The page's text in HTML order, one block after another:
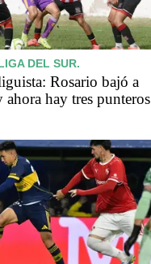
DEL SUR.
Rosario bajó a
ahora hay tres punteros